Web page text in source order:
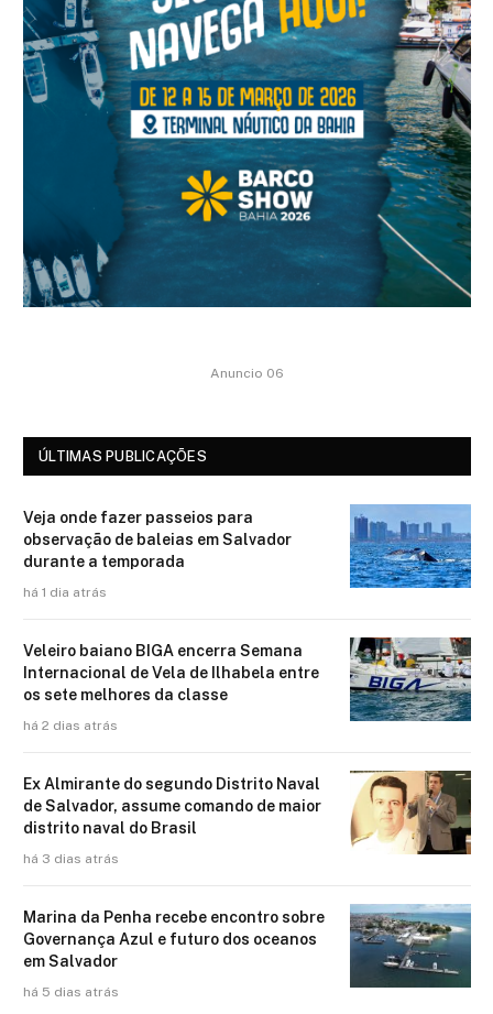
Anuncio 06
ÚLTIMAS PUBLICAÇÕES
Veja onde fazer passeios para
observação de baleias em Salvador
durante a temporada
há 1 dia atrás
Veleiro baiano BIGA encerra Semana
Internacional de Vela de Ilhabela entre
os sete melhores da classe
há 2 dias atrás
Ex Almirante do segundo Distrito Naval
de Salvador, assume comando de maior
distrito naval do Brasil
há 3 dias atrás
Marina da Penha recebe encontro sobre
Governança Azul e futuro dos oceanos
em Salvador
há 5 dias atrás